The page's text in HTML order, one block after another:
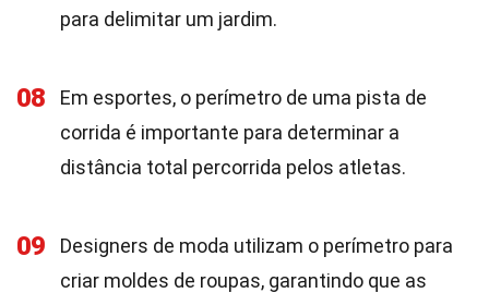
para delimitar um jardim.
08
Em esportes, o perímetro de uma pista de
corrida é importante para determinar a
distância total percorrida pelos atletas.
09
Designers de moda utilizam o perímetro para
criar moldes de roupas, garantindo que as